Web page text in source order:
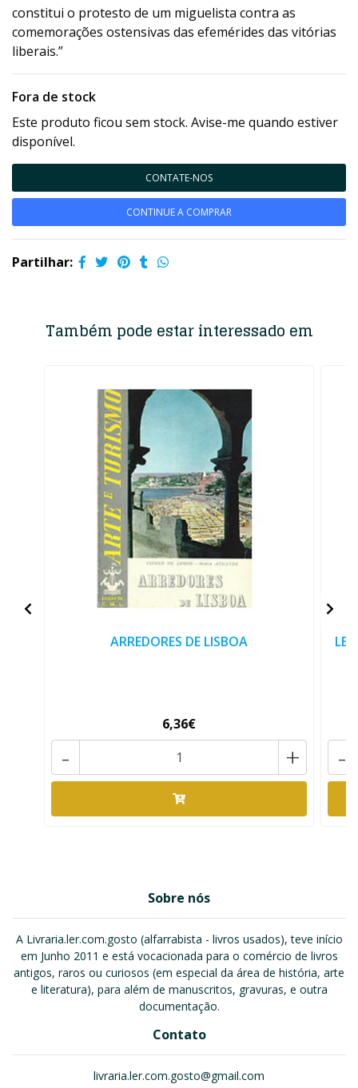
constitui o protesto de um miguelista contra as
comemorações ostensivas das efemérides das vitórias
liberais.”
Fora de stock
Este produto ficou sem stock. Avise-me quando estiver
disponível.
CONTATE-NOS
CONTINUE A COMPRAR
Partilhar:
Também pode estar interessado em
ARREDORES DE LISBOA
6,36€
+
- -
Sobre nós
A Livraria.ler.com.gosto (alfarrabista - livros usados), teve início
em Junho 2011 e está vocacionada para o comércio de livros
antigos, raros ou curiosos (em especial da área de história, arte
e literatura), para além de manuscritos, gravuras, e outra
documentação.
Contato
livraria.ler.com.gosto@gmail.com